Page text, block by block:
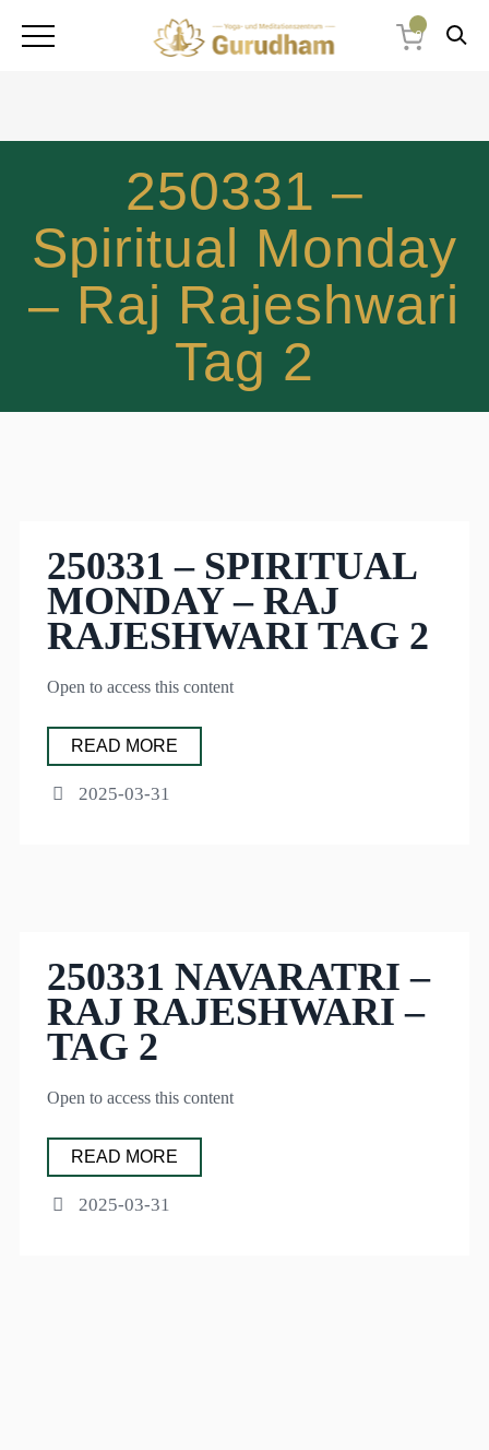
0
250331 –
Spiritual Monday
– Raj Rajeshwari
Tag 2
250331 – SPIRITUAL
MONDAY – RAJ
RAJESHWARI TAG 2
Open to access this content
READ MORE
2025-03-31
250331 NAVARATRI –
RAJ RAJESHWARI –
TAG 2
Open to access this content
READ MORE
2025-03-31